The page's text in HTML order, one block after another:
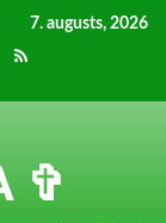
7. augusts, 2026
RSS
✞